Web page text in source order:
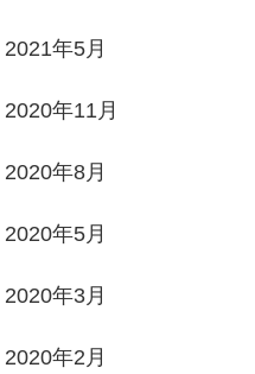
2021年5月
2020年11月
2020年8月
2020年5月
2020年3月
2020年2月